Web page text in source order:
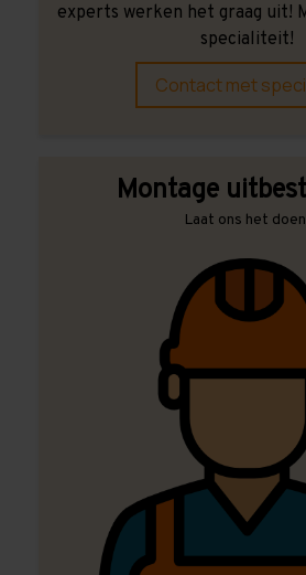
experts werken het graag uit!
specialiteit!
Contact met
Montage
Laat ons het